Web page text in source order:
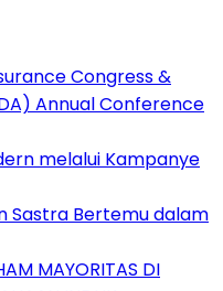
Congress &
Annual Conference
melalui Kampanye
Sastra Bertemu dalam
MAYORITAS DI